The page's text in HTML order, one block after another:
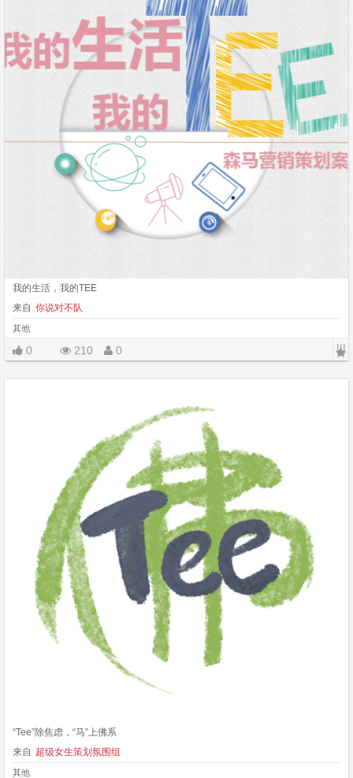
我的生活，我的TEE
来自 你说对不队
其他
0 210 0 |||
“Tee”除焦虑，“马”上佛系
来自 超级女生策划氛围组
其他